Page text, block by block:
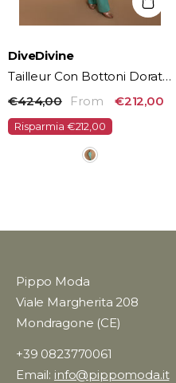
Vendor:
DiveDivine
Tailleur Con Bottoni Dorati
€424,00 From €212,00
Risparmia €212,00
Pippo Moda
Viale Margherita 208
Mondragone (CE)
+39 0823770061
Email: info@pippomoda.it